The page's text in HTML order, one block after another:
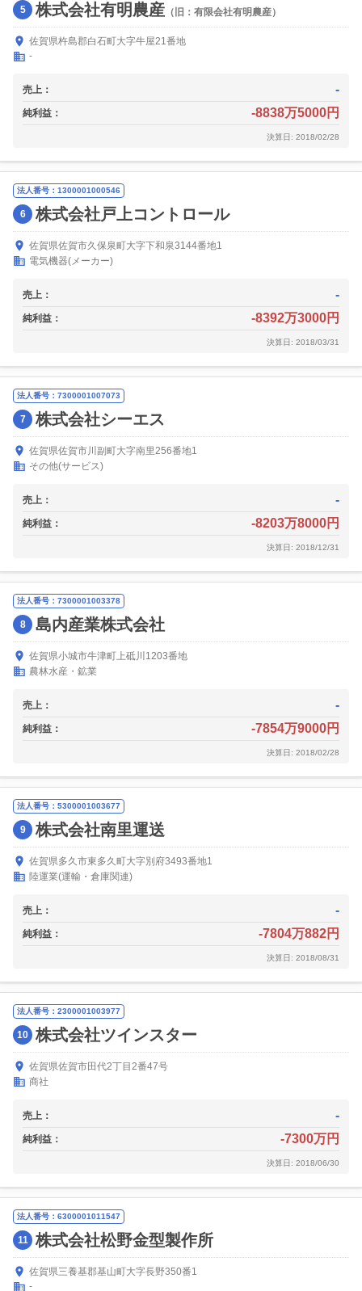
5 株式会社有明農産 （旧：有限会社有明農産）
佐賀県杵島郡白石町大字牛屋21番地
-
売上： -
純利益： -8838万5000円
決算日: 2018/02/28
法人番号：1300001000546
6 株式会社戸上コントロール
佐賀県佐賀市久保泉町大字下和泉3144番地1
電気機器(メーカー)
売上： -
純利益： -8392万3000円
決算日: 2018/03/31
法人番号：7300001007073
7 株式会社シーエス
佐賀県佐賀市川副町大字南里256番地1
その他(サービス)
売上： -
純利益： -8203万8000円
決算日: 2018/12/31
法人番号：7300001003378
8 島内産業株式会社
佐賀県小城市牛津町上砥川1203番地
農林水産・鉱業
売上： -
純利益： -7854万9000円
決算日: 2018/02/28
法人番号：5300001003677
9 株式会社南里運送
佐賀県多久市東多久町大字別府3493番地1
陸運業(運輸・倉庫関連)
売上： -
純利益： -7804万882円
決算日: 2018/08/31
法人番号：2300001003977
10 株式会社ツインスター
佐賀県佐賀市田代2丁目2番47号
商社
売上： -
純利益： -7300万円
決算日: 2018/06/30
法人番号：6300001011547
11 株式会社松野金型製作所
佐賀県三養基郡基山町大字長野350番1
-